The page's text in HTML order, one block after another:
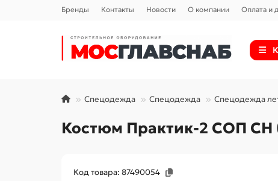
Бренды Контакты Новости О компании Оплата и
Спецодежда Спецодежда Спецодежда
Костюм Практик-2 СОП CH
Код товара: 87490054